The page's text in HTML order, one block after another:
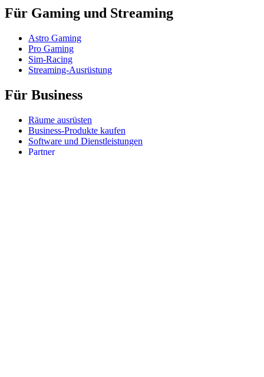
Für Gaming und Streaming
Astro Gaming
Pro Gaming
Sim-Racing
Streaming-Ausrüstung
Für Business
Räume ausrüsten
Business-Produkte kaufen
Software und Dienstleistungen
Partner